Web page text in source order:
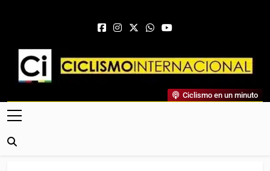
Ciclismo Internacional
Web Dedicada Al Ciclismo Mundial. Entrevistas, Análisis,
Crónicas, Previas Y Más. La Web Ciclista De Referencia.
Ciclismo en un minuto